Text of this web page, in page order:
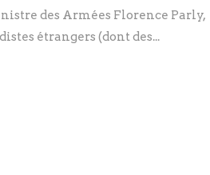
des Armées Florence Parly,
étrangers (dont des...